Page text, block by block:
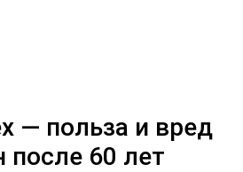
— польза и вред
60 лет